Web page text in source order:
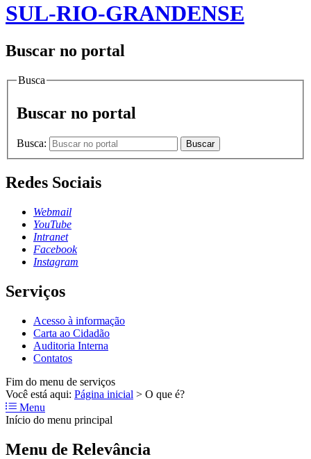
SUL-RIO-GRANDENSE
Buscar no portal
Busca
Buscar no portal
Busca: Buscar
Redes Sociais
Webmail
YouTube
Intranet
Facebook
Instagram
Serviços
Acesso à informação
Carta ao Cidadão
Auditoria Interna
Contatos
Fim do menu de serviços
Você está aqui: Página inicial > O que é?
Menu
Início do menu principal
Menu de Relevância